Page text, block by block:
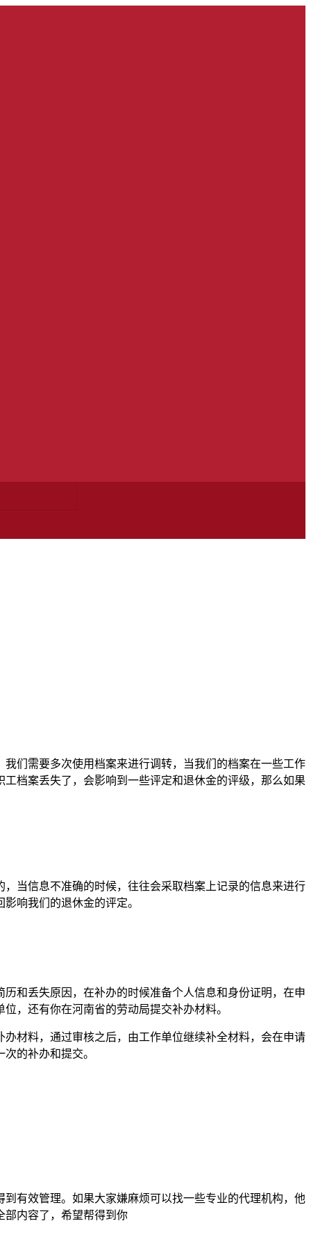
们需要多次使用档案来进行调转，当我们的档案在一些工作
档案丢失了，会影响到一些评定和退休金的评级，那么如果
当信息不准确的时候，往往会采取档案上记录的信息来进行
响我们的退休金的评定。
和丢失原因，在补办的时候准备个人信息和身份证明，在申
，还有你在河南省的劳动局提交补办材料。
材料，通过审核之后，由工作单位继续补全材料，会在申请
的补办和提交。
有效管理。如果大家嫌麻烦可以找一些专业的代理机构，他
部内容了，希望帮得到你